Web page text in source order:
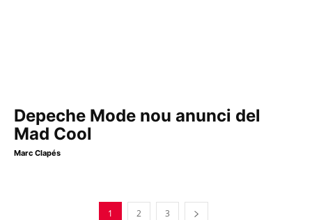
Depeche Mode nou anunci del
Mad Cool
Marc Clapés
1 2 3